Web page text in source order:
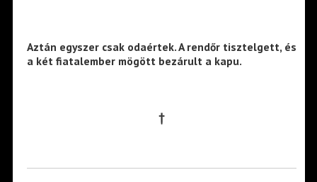
Aztán egyszer csak odaértek. A rendőr tisztelgett, és
a két fiatalember mögött bezárult a kapu.
†